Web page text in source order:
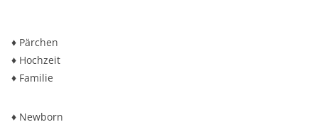
♦ Pärchen
♦ Hochzeit
♦ Familie
♦ Newborn